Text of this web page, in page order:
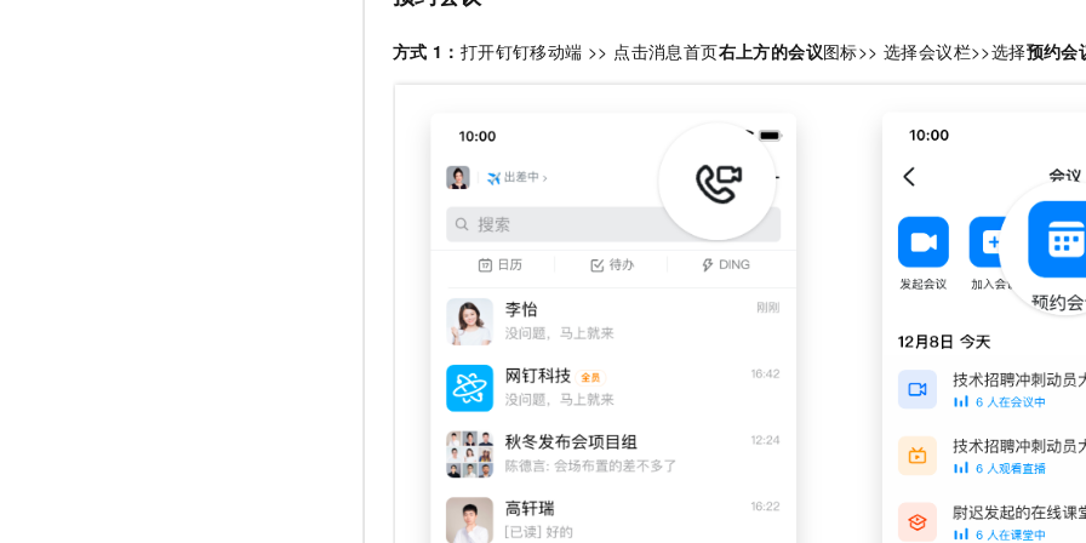
方式 1： 打开钉钉移动端 >> 点击消息首页右上方的会议图标>> 选择会议栏>>选择预约会